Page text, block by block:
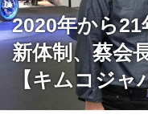
2020年から21
新体制、蔡会
【キムコジャ